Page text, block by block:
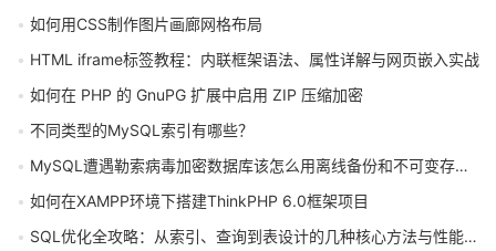
如何用CSS制作图片画廊网格布局
HTML iframe标签教程：内联框架语法、属性详解与网页嵌入实战
如何在 PHP 的 GnuPG 扩展中启用 ZIP 压缩加密
不同类型的MySQL索引有哪些？
MySQL遭遇勒索病毒加密数据库该怎么用离线备份和不可变存储解决
如何在XAMPP环境下搭建ThinkPHP 6.0框架项目
SQL优化全攻略：从索引、查询到表设计的几种核心方法与性能提升技巧